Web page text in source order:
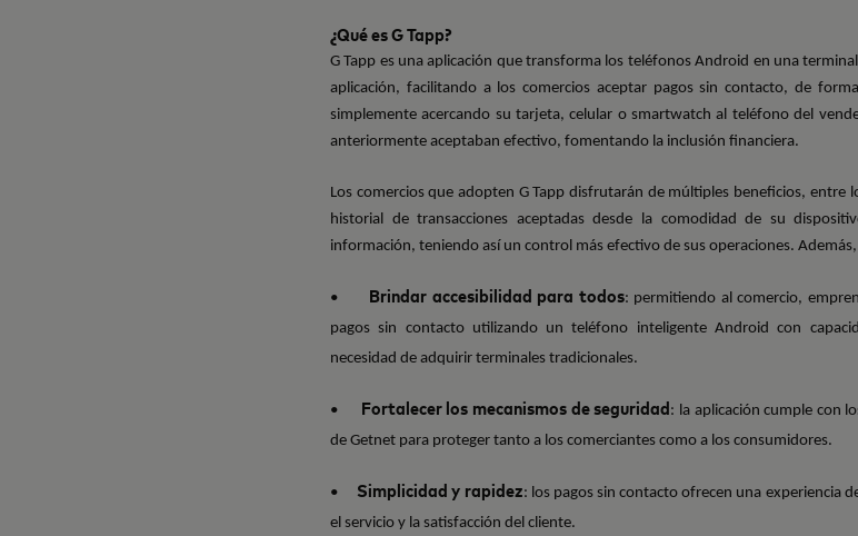
¿Qué es G Tapp?
G Tapp es una aplicación que transforma los teléfonos Android en una
aplicación, facilitando a los comercios aceptar pagos sin contacto, de
simplemente acercando su tarjeta, celular o smartwatch al teléfono del
anteriormente aceptaban efectivo, fomentando la inclusión financiera.
Los comercios que adopten G Tapp disfrutarán de múltiples beneficios, entre
historial de transacciones aceptadas desde la comodidad de su
información, teniendo así un control más efectivo de sus operaciones.
• Brindar accesibilidad para todos: permitiendo al comercio,
pagos sin contacto utilizando un teléfono inteligente Android con
necesidad de adquirir terminales tradicionales.
• Fortalecer los mecanismos de seguridad: la aplicación cumple con
de Getnet para proteger tanto a los comerciantes como a los consumidores.
• Simplicidad y rapidez: los pagos sin contacto ofrecen una experiencia
el servicio y la satisfacción del cliente.